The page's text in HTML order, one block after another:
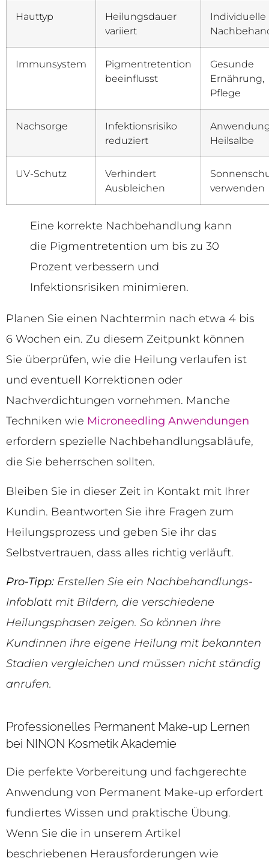
Hauttyp
Heilungsdauer
variiert
Individuelle
Immunsystem
Pigmentretention
beeinflusst
Gesunde
Ernährung,
Pflege
Nachsorge
Infektionsrisiko
reduziert
Heilsalbe
UV-Schutz
Verhindert
Ausbleichen
verwenden
Eine korrekte Nachbehandlung kann
die Pigmentretention um bis zu 30
Prozent verbessern und
Infektionsrisiken minimieren.
Planen Sie einen Nachtermin nach etwa 4 bis
6 Wochen ein. Zu diesem Zeitpunkt können
Sie überprüfen, wie die Heilung verlaufen ist
und eventuell Korrektionen oder
Nachverdichtungen vornehmen. Manche
Techniken wie Microneedling Anwendungen
erfordern spezielle Nachbehandlungsabläufe,
die Sie beherrschen sollten.
Bleiben Sie in dieser Zeit in Kontakt mit Ihrer
Kundin. Beantworten Sie ihre Fragen zum
Heilungsprozess und geben Sie ihr das
Selbstvertrauen, dass alles richtig verläuft.
Pro-Tipp: Erstellen Sie ein Nachbehandlungs-
Infoblatt mit Bildern, die verschiedene
Heilungsphasen zeigen. So können Ihre
Kundinnen ihre eigene Heilung mit bekannten
Stadien vergleichen und müssen nicht ständig
anrufen.
Professionelles Permanent Make-up Lernen
bei NINON Kosmetik Akademie
Die perfekte Vorbereitung und fachgerechte
Anwendung von Permanent Make-up erfordert
fundiertes Wissen und praktische Übung.
Wenn Sie die in unserem Artikel
beschriebenen Herausforderungen wie